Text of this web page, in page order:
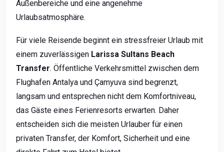
Außenbereiche und eine angenehme
Urlaubsatmosphäre.
Für viele Reisende beginnt ein stressfreier Urlaub mit
einem zuverlässigen Larissa Sultans Beach
Transfer. Öffentliche Verkehrsmittel zwischen dem
Flughafen Antalya und Çamyuva sind begrenzt,
langsam und entsprechen nicht dem Komfortniveau,
das Gäste eines Ferienresorts erwarten. Daher
entscheiden sich die meisten Urlauber für einen
privaten Transfer, der Komfort, Sicherheit und eine